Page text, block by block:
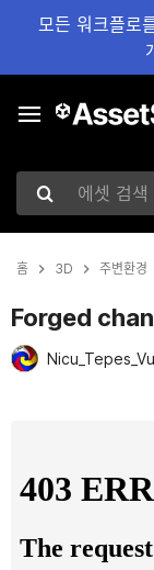
모든 워크플로
에셋 검색
홈 3D 주변환경
Forged